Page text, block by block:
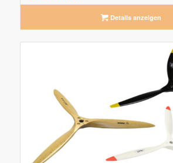
Details anzeigen